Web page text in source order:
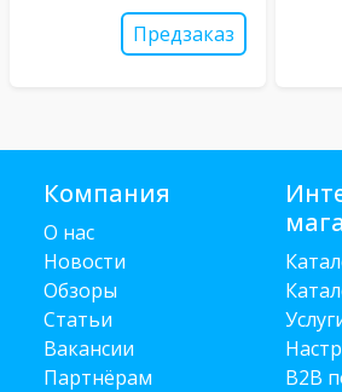
Предзаказ
Компания
О нас
Новости
Обзоры
Статьи
Вакансии
Партнёрам
B2B